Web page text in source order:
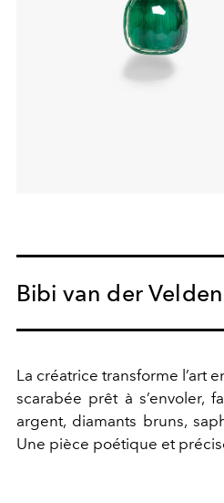
Bibi van der Velden
La créatrice transforme l’art
scarabée prêt à s’envoler,
argent, diamants bruns,
Une pièce poétique et